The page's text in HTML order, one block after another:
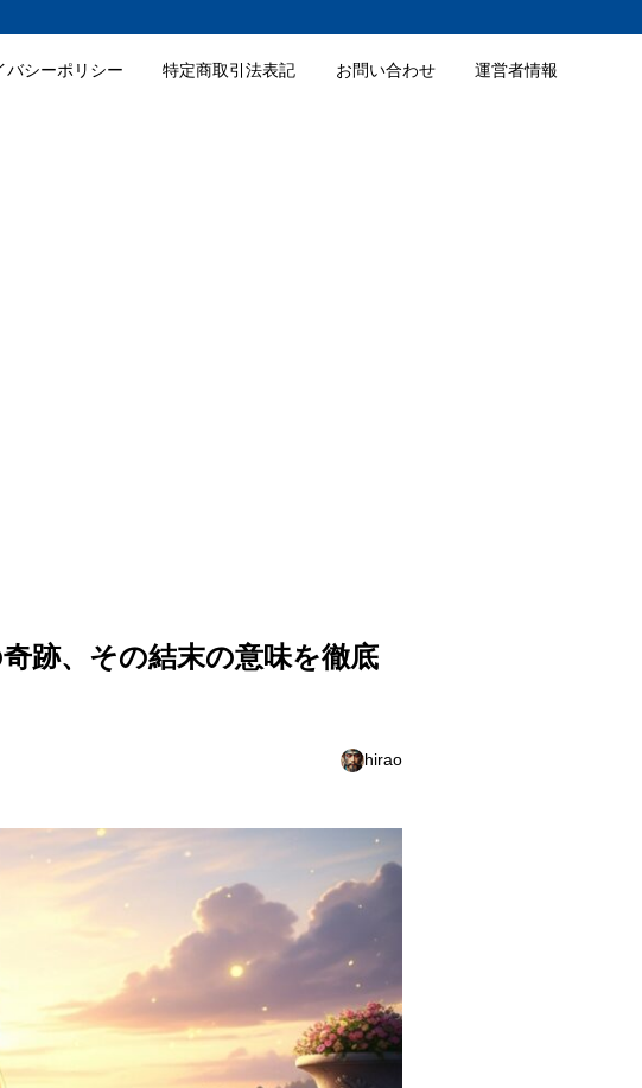
バシーポリシー 特定商取引法表記 お問い合わせ 運営者情報
跡、その結末の意味を徹底
hirao